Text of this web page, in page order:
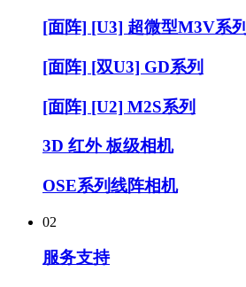
[面阵] [U3] 超微型M3V系列
[面阵] [双U3] GD系列
[面阵] [U2] M2S系列
3D 红外 板级相机
OSE系列线阵相机
02
服务支持